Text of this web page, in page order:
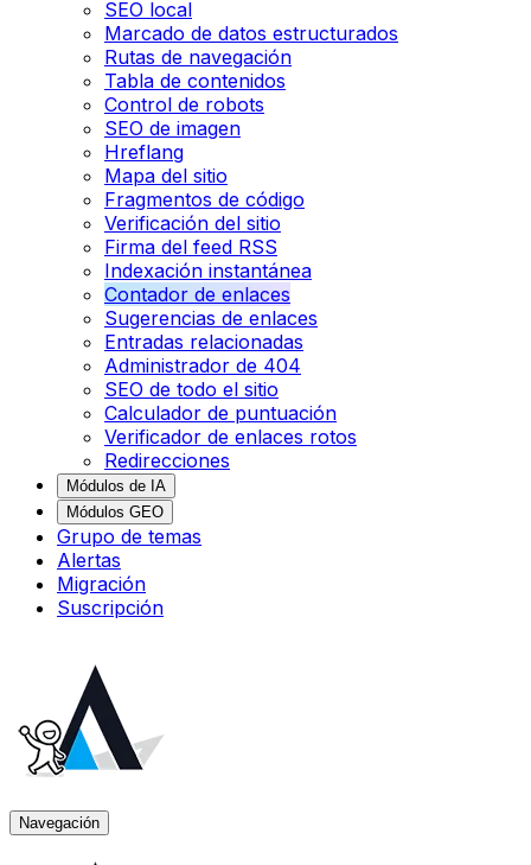
SEO local
Marcado de datos estructurados
Rutas de navegación
Tabla de contenidos
Control de robots
SEO de imagen
Hreflang
Mapa del sitio
Fragmentos de código
Verificación del sitio
Firma del feed RSS
Indexación instantánea
Contador de enlaces
Sugerencias de enlaces
Entradas relacionadas
Administrador de 404
SEO de todo el sitio
Calculador de puntuación
Verificador de enlaces rotos
Redirecciones
Módulos de IA
Módulos GEO
Grupo de temas
Alertas
Migración
Suscripción
Navegación